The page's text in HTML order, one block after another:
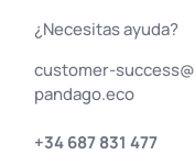
¿Necesitas ayuda?
customer-success@
pandago.eco
+34 687 831 477